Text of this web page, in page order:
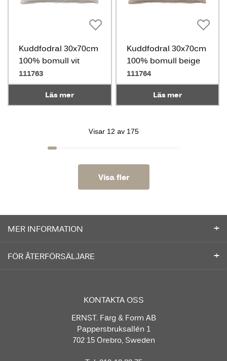
Kuddfodral 30x70cm
100% bomull vit
111763
Läs mer
Kuddfodral 30x70cm
100% bomull beige
111764
Läs mer
Visar 12 av 175
Visa fler
MER INFORMATION
FÖR ÅTERFÖRSÄLJARE
KONTAKTA OSS
ERNST. Färg & Form AB
Pappersbruksallén 1
702 15 Örebro, Sweden